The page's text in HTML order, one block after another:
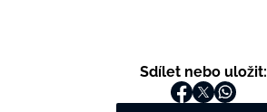
Sdílet nebo uložit: